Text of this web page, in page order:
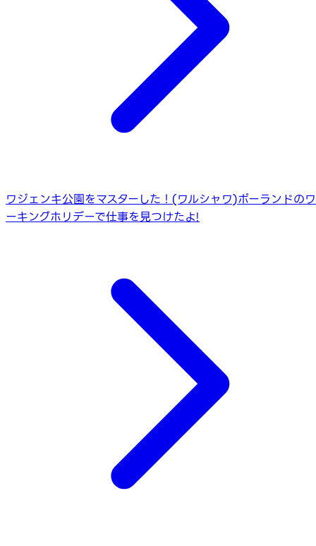
ワジェンキ公園をマスターした！(ワルシャワ)ポーランドのワ
ーキングホリデーで仕事を見つけたよ!